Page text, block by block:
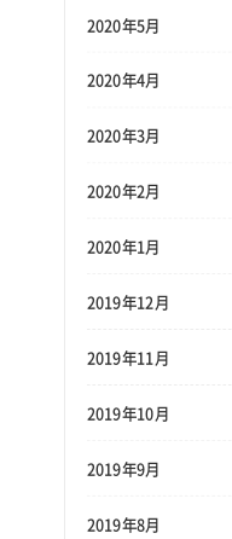
2020年5月
2020年4月
2020年3月
2020年2月
2020年1月
2019年12月
2019年11月
2019年10月
2019年9月
2019年8月